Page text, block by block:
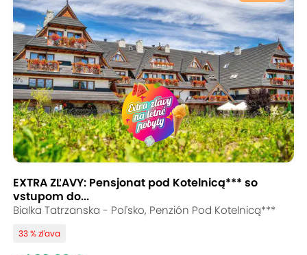
EXTRA ZĽAVY: Pensjonat pod Kotelnicą*** so
vstupom do...
Bialka Tatrzanska - Poľsko, Penzión Pod Kotelnicą***
33 % zľava